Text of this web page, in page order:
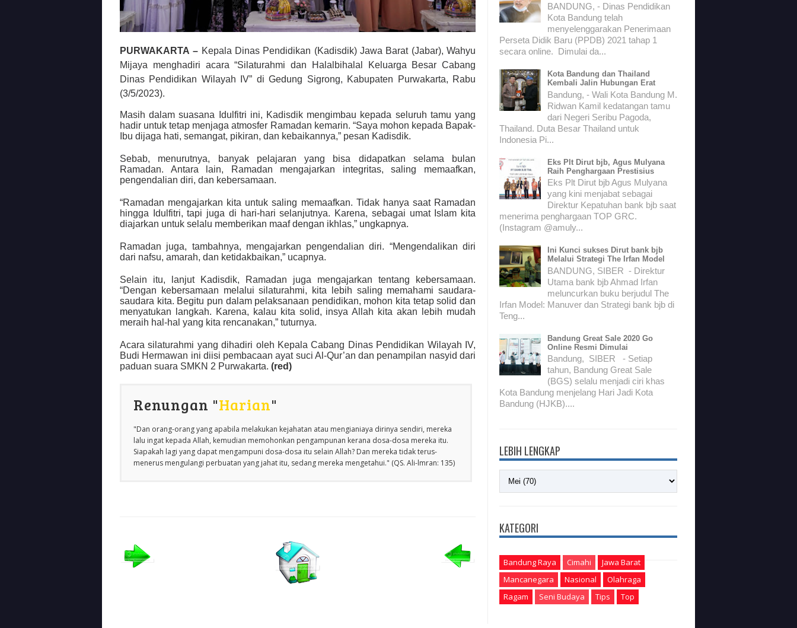
PURWAKARTA – Kepala Dinas Pendidikan (Kadisdik) Jawa Barat (Jabar), Wahyu
Mijaya menghadiri acara “Silaturahmi dan Halalbihalal Keluarga Besar Cabang
Dinas Pendidikan Wilayah IV” di Gedung Sigrong, Kabupaten Purwakarta, Rabu
(3/5/2023).
Masih dalam suasana Idulfitri ini, Kadisdik mengimbau kepada seluruh tamu yang
hadir untuk tetap menjaga atmosfer Ramadan kemarin. “Saya mohon kepada Bapak-
Ibu dijaga hati, semangat, pikiran, dan kebaikannya,” pesan Kadisdik.
Sebab, menurutnya, banyak pelajaran yang bisa didapatkan selama bulan
Ramadan. Antara lain, Ramadan mengajarkan integritas, saling memaafkan,
pengendalian diri, dan kebersamaan.
“Ramadan mengajarkan kita untuk saling memaafkan. Tidak hanya saat Ramadan
hingga Idulfitri, tapi juga di hari-hari selanjutnya. Karena, sebagai umat Islam kita
diajarkan untuk selalu memberikan maaf dengan ikhlas,” ungkapnya.
Ramadan juga, tambahnya, mengajarkan pengendalian diri. “Mengendalikan diri
dari nafsu, amarah, dan ketidakbaikan,” ucapnya.
Selain itu, lanjut Kadisdik, Ramadan juga mengajarkan tentang kebersamaan.
“Dengan kebersamaan melalui silaturahmi, kita lebih saling memahami saudara-
saudara kita. Begitu pun dalam pelaksanaan pendidikan, mohon kita tetap solid dan
menyatukan langkah. Karena, kalau kita solid, insya Allah kita akan lebih mudah
meraih hal-hal yang kita rencanakan,” tuturnya.
Acara silaturahmi yang dihadiri oleh Kepala Cabang Dinas Pendidikan Wilayah IV,
Budi Hermawan ini diisi pembacaan ayat suci Al-Qur’an dan penampilan nasyid dari
paduan suara SMKN 2 Purwakarta. (red)
Renungan "Harian"
"Dan orang-orang yang apabila melakukan kejahatan atau mengianiaya dirinya sendiri, mereka
lalu ingat kepada Allah, kemudian memohonkan pengampunan kerana dosa-dosa mereka itu.
Siapakah lagi yang dapat mengampuni dosa-dosa itu selain Allah? Dan mereka tidak terus-
menerus mengulangi perbuatan yang jahat itu, sedang mereka mengetahui." (QS. Ali-lmran: 135)
BANDUNG, - Dinas Pendidikan
Kota Bandung telah
menyelenggarakan Penerimaan
Perseta Didik Baru (PPDB) 2021 tahap 1
secara online. Dimulai da...
Kota Bandung dan Thailand
Kembali Jalin Hubungan Erat
Bandung, - Wali Kota Bandung M.
Ridwan Kamil kedatangan tamu
dari Negeri Seribu Pagoda,
Thailand. Duta Besar Thailand untuk
Indonesia Pi...
Eks Plt Dirut bjb, Agus Mulyana
Raih Penghargaan Prestisius
Eks Plt Dirut bjb Agus Mulyana
yang kini menjabat sebagai
Direktur Kepatuhan bank bjb saat
menerima penghargaan TOP GRC.
(Instagram @amuly...
Ini Kunci sukses Dirut bank bjb
Melalui Strategi The Irfan Model
BANDUNG, SIBER - Direktur
Utama bank bjb Ahmad Irfan
meluncurkan buku berjudul The
Irfan Model: Manuver dan Strategi bank bjb di
Teng...
Bandung Great Sale 2020 Go
Online Resmi Dimulai
Bandung, SIBER - Setiap
tahun, Bandung Great Sale
(BGS) selalu menjadi ciri khas
Kota Bandung menjelang Hari Jadi Kota
Bandung (HJKB)....
LEBIH LENGKAP
KATEGORI
Bandung Raya Cimahi
Jawa Barat
Mancanegara
Nasional
Olahraga
Ragam
Seni Budaya Tips Top